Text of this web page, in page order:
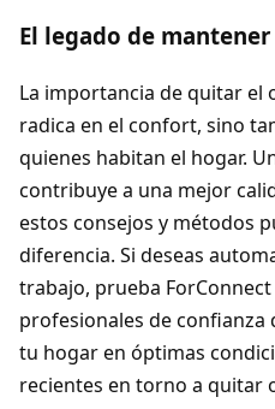
El legado de
La importancia de quitar el
radica en el confort, sino
quienes habitan el hogar.
contribuye a una mejor
estos consejos y métodos
diferencia. Si deseas
trabajo, prueba
profesionales de
tu hogar en óptimas
recientes en torno a quitar